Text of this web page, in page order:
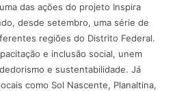
das ações do projeto Inspira
desde setembro, uma série de
regiões do Distrito Federal.
e inclusão social, unem
e sustentabilidade. Já
como Sol Nascente, Planaltina,